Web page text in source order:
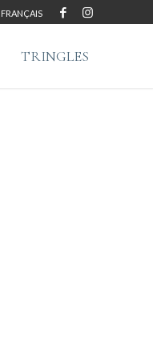
FRANÇAIS
TRINGLES